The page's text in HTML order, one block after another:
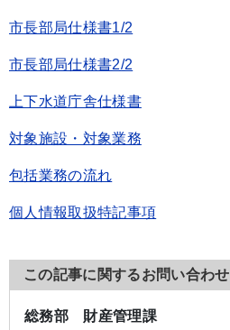
市長部局仕様書1/2
市長部局仕様書2/2
上下水道庁舎仕様書
対象施設・対象業務
包括業務の流れ
個人情報取扱特記事項
この記事に関するお問い合わせ
総務部 財産管理課